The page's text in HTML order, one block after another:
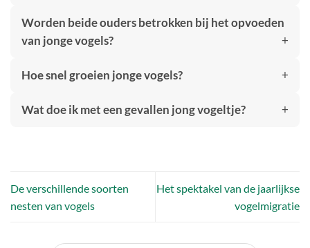
Worden beide ouders betrokken bij het opvoeden
van jonge vogels?
Hoe snel groeien jonge vogels?
Wat doe ik met een gevallen jong vogeltje?
De verschillende soorten
nesten van vogels
Het spektakel van de jaarlijkse
vogelmigratie